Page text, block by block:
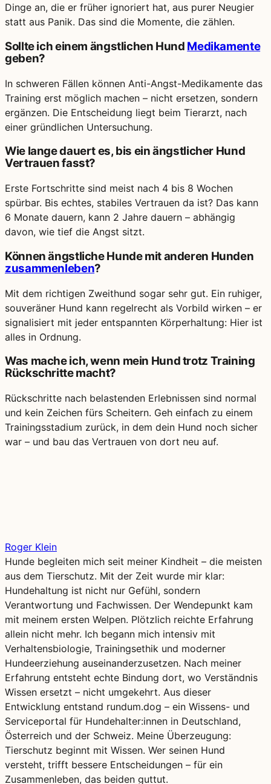
Dinge an, die er früher ignoriert hat, aus purer Neugier
statt aus Panik. Das sind die Momente, die zählen.
Sollte ich einem ängstlichen Hund Medikamente
geben?
In schweren Fällen können Anti-Angst-Medikamente das
Training erst möglich machen – nicht ersetzen, sondern
ergänzen. Die Entscheidung liegt beim Tierarzt, nach
einer gründlichen Untersuchung.
Wie lange dauert es, bis ein ängstlicher Hund
Vertrauen fasst?
Erste Fortschritte sind meist nach 4 bis 8 Wochen
spürbar. Bis echtes, stabiles Vertrauen da ist? Das kann
6 Monate dauern, kann 2 Jahre dauern – abhängig
davon, wie tief die Angst sitzt.
Können ängstliche Hunde mit anderen Hunden
zusammenleben?
Mit dem richtigen Zweithund sogar sehr gut. Ein ruhiger,
souveräner Hund kann regelrecht als Vorbild wirken – er
signalisiert mit jeder entspannten Körperhaltung: Hier ist
alles in Ordnung.
Was mache ich, wenn mein Hund trotz Training
Rückschritte macht?
Rückschritte nach belastenden Erlebnissen sind normal
und kein Zeichen fürs Scheitern. Geh einfach zu einem
Trainingsstadium zurück, in dem dein Hund noch sicher
war – und bau das Vertrauen von dort neu auf.
Roger Klein
Hunde begleiten mich seit meiner Kindheit – die meisten
aus dem Tierschutz. Mit der Zeit wurde mir klar:
Hundehaltung ist nicht nur Gefühl, sondern
Verantwortung und Fachwissen. Der Wendepunkt kam
mit meinem ersten Welpen. Plötzlich reichte Erfahrung
allein nicht mehr. Ich begann mich intensiv mit
Verhaltensbiologie, Trainingsethik und moderner
Hundeerziehung auseinanderzusetzen. Nach meiner
Erfahrung entsteht echte Bindung dort, wo Verständnis
Wissen ersetzt – nicht umgekehrt. Aus dieser
Entwicklung entstand rundum.dog – ein Wissens- und
Serviceportal für Hundehalter:innen in Deutschland,
Österreich und der Schweiz. Meine Überzeugung:
Tierschutz beginnt mit Wissen. Wer seinen Hund
versteht, trifft bessere Entscheidungen – für ein
Zusammenleben, das beiden guttut.